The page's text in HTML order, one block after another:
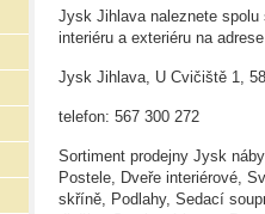
Jysk Jihlava naleznete
interiéru a exteriéru na
Jysk Jihlava, U Cvičiště 1,
telefon: 567 300 272
Sortiment prodejny Jysk
Postele, Dveře interiérové,
skříně, Podlahy, Sedací